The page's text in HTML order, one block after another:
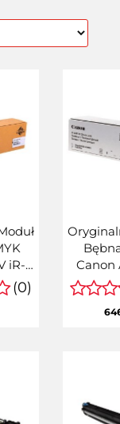
iR-
(0)
Canon
C256,
C356